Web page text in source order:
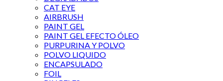
CAT EYE
AIRBRUSH
PAINT GEL
PAINT GEL EFECTO ÓLEO
PURPURINA Y POLVO
POLVO LIQUIDO
ENCAPSULADO
FOIL